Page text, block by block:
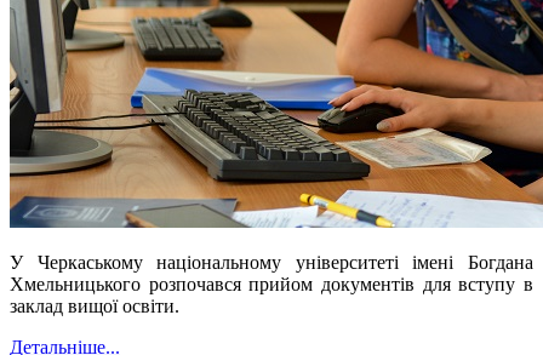
У Черкаському національному університеті імені Богдана
Хмельницького розпочався прийом документів для вступу в
заклад вищої освіти.
Детальніше...